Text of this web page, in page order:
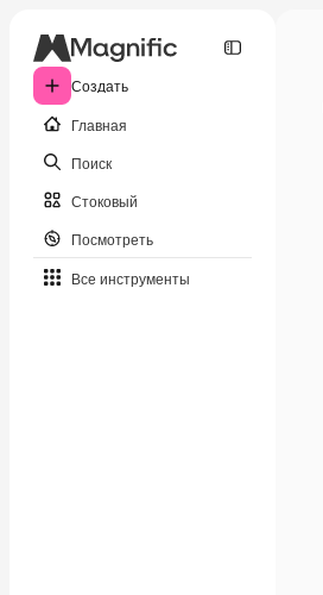
Создать
Главная
Поиск
Стоковый
Посмотреть
Все инструменты